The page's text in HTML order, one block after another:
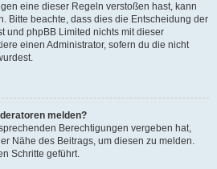
eine dieser Regeln verstoßen hast, kann
Bitte beachte, dass dies die Entscheidung der
und phpBB Limited nichts mit dieser
einen Administrator, sofern du die nicht
melden?
Berechtigungen vergeben hat,
Nähe des Beitrags, um diesen zu melden.
Schritte geführt.